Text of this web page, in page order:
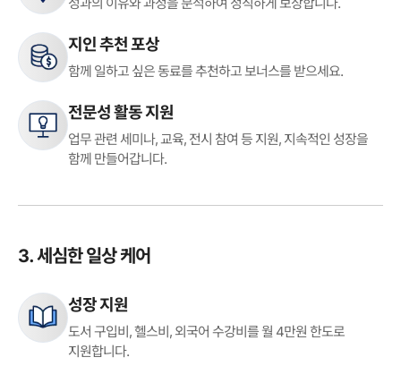
지인 추천 포상
함께 일하고 싶은 동료를 추천하고 보너스를 받으세요.
전문성 활동 지원
업무 관련 세미나, 교육, 전시 참여 등 지원, 지속적인 성장을
함께 만들어갑니다.
3. 세심한 일상 케어
성장 지원
도서 구입비, 헬스비, 외국어 수강비를 월 4만원 한도로
지원합니다.